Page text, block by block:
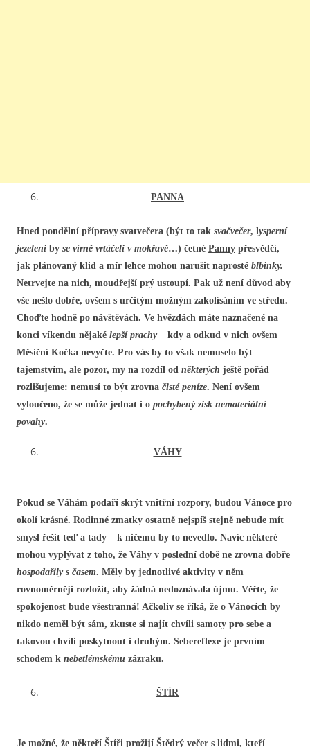
PANNA
Hned pondělní přípravy svatvečera (být to tak svačvečer, lysperní
jezeleni by se vírně vrtáčeli v mokřavě…) četné Panny přesvědčí,
jak plánovaný klid a mír lehce mohou narušit naprosté blbinky.
Netrvejte na nich, moudřejší prý ustoupí. Pak už není důvod aby
vše nešlo dobře, ovšem s určitým možným zakolísáním ve středu.
Choďte hodně po návštěvách. Ve hvězdách máte naznačené na
konci víkendu nějaké lepší prachy – kdy a odkud v nich ovšem
Měsíční Kočka nevyčte. Pro vás by to však nemuselo být
tajemstvím, ale pozor, my na rozdíl od některých ještě pořád
rozlišujeme: nemusí to být zrovna čisté peníze. Není ovšem
vyloučeno, že se může jednat i o pochybený zisk nemateriální
povahy.
VÁHY
Pokud se Váhám podaří skrýt vnitřní rozpory, budou Vánoce pro
okolí krásné. Rodinné zmatky ostatně nejspíš stejně nebude mít
smysl řešit teď a tady – k ničemu by to nevedlo. Navíc některé
mohou vyplývat z toho, že Váhy v poslední době ne zrovna dobře
hospodařily s časem. Měly by jednotlivé aktivity v něm
rovnoměrněji rozložit, aby žádná nedoznávala újmu. Věřte, že
spokojenost bude všestranná! Ačkoliv se říká, že o Vánocích by
nikdo neměl být sám, zkuste si najít chvíli samoty pro sebe a
takovou chvíli poskytnout i druhým. Sebereflexe je prvním
schodem k nebetlémskému zázraku.
ŠTÍR
Je možné, že někteří Štíři prožijí Štědrý večer s lidmi, kteří